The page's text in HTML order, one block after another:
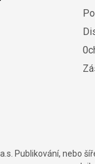
Publikování, nebo